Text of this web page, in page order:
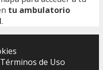
tu ambulatorio
.
de Uso